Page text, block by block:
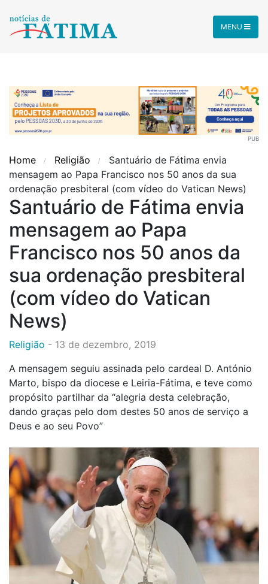
MENU
PUB
Home Religião
Santuário de Fátima envia
mensagem ao Papa Francisco nos 50 anos da sua
ordenação presbiteral (com vídeo do Vatican News)
Santuário de Fátima envia
mensagem ao Papa
Francisco nos 50 anos da
sua ordenação presbiteral
(com vídeo do Vatican
News)
Religião - 13 de dezembro, 2019
A mensagem seguiu assinada pelo cardeal D. António
Marto, bispo da diocese e Leiria-Fátima, e teve como
propósito partilhar da “alegria desta celebração,
dando graças pelo dom destes 50 anos de serviço a
Deus e ao seu Povo”